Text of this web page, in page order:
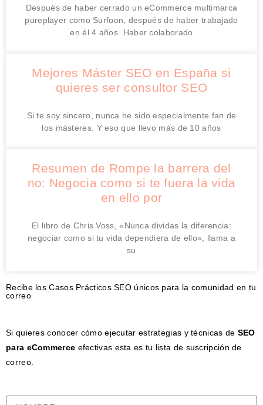
Después de haber cerrado un eCommerce multimarca
pureplayer como Surfoon, después de haber trabajado
en él 4 años. Haber colaborado
Mejores Máster SEO en España si
quieres ser consultor SEO
Si te soy sincero, nunca he sido especialmente fan de
los másteres. Y eso que llevo más de 10 años
Resumen de Rompe la barrera del
no: Negocia como si te fuera la vida
en ello por
El libro de Chris Voss, «Nunca dividas la diferencia:
negociar como si tu vida dependiera de ello», llama a
su
Recibe los Casos Prácticos SEO únicos para la comunidad en tu
correo
Si quieres conocer cómo ejecutar estrategias y técnicas de SEO
para eCommerce efectivas esta es tu lista de suscripción de
correo.